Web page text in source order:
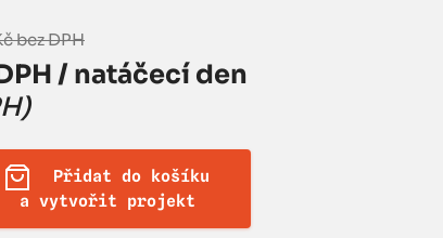
bez DPH
/ natáčecí den
Přidat do košíku
a vytvořit projekt